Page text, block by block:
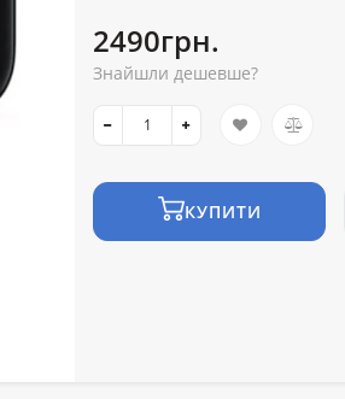
2490грн.
Знайшли дешевше?
КУПИТИ